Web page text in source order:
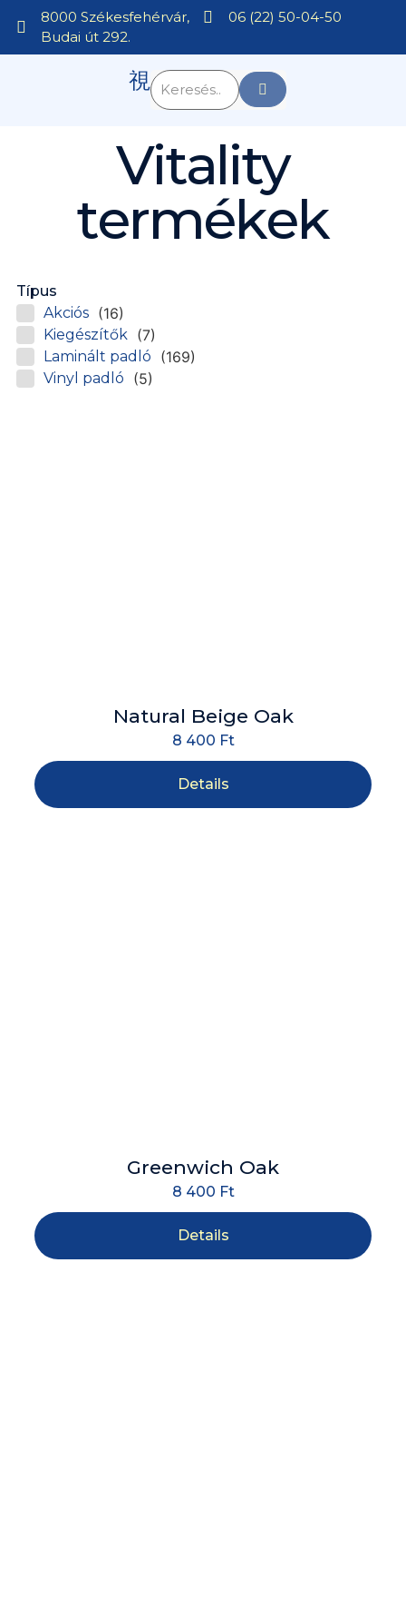
8000 Székesfehérvár,
Budai út 292.
06 (22) 50-04-50
Vitality
termékek
Típus
Akciós (16)
Kiegészítők (7)
Laminált padló (169)
Vinyl padló (5)
Natural Beige Oak
8 400 Ft
Details
Greenwich Oak
8 400 Ft
Details